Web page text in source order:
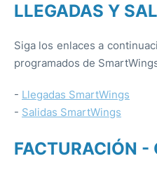
LLEGADAS Y
Siga los enlaces a
programados de
- Llegadas SmartWings
- Salidas SmartWings
FACTURACIÓN -